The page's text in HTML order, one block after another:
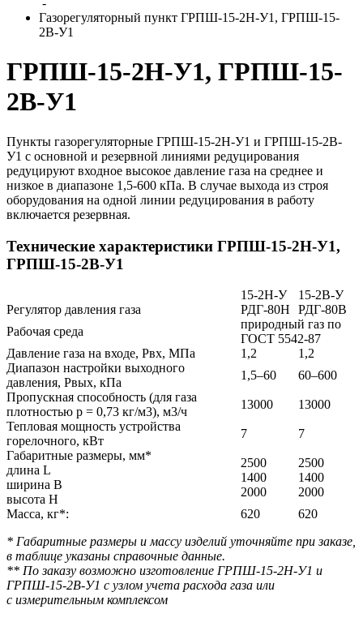
-
Газорегуляторный пункт ГРПШ-15-2Н-У1, ГРПШ-15-
2В-У1
ГРПШ-15-2Н-У1, ГРПШ-15-
2В-У1
Пункты газорегуляторные ГРПШ-15-2Н-У1 и ГРПШ-15-2В-
У1 с основной и резервной линиями редуцирования
редуцируют входное высокое давление газа на среднее и
низкое в диапазоне 1,5-600 кПа. В случае выхода из строя
оборудования на одной линии редуцирования в работу
включается резервная.
Технические характеристики ГРПШ-15-2Н-У1,
ГРПШ-15-2В-У1
15-2Н-У
15-2В-У
Регулятор давления газа
РДГ-80Н
РДГ-80В
Рабочая среда
природный газ по
ГОСТ 5542-87
Давление газа на входе, Рвх, МПа 1,2
1,2
Диапазон настройки выходного
давления, Рвых, кПа
1,5–60
60–600
Пропускная способность (для газа
плотностью р = 0,73 кг/м3), м3/ч
13000
13000
Тепловая мощность устройства
горелочного, кВт
7
7
Габаритные размеры, мм*
длина L
ширина B
высота H
2500
1400
2000
2500
1400
2000
Масса, кг*:
620
620
* Габаритные размеры и массу изделий уточняйте при заказе,
в таблице указаны справочные данные.
** По заказу возможно изготовление ГРПШ-15-2Н-У1 и
ГРПШ-15-2В-У1 с узлом учета расхода газа или
с измерительным комплексом